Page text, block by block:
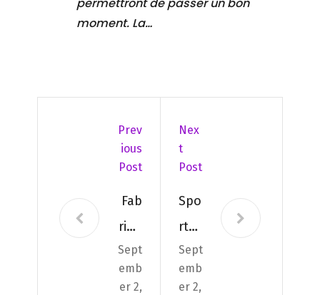
permettront de passer un bon
moment. La…
Prev
Ious
Post
Fab
riqu
er
Sept
emb
er 2,
Nex
T
Post
Spo
rt
et
Sept
emb
er 2,